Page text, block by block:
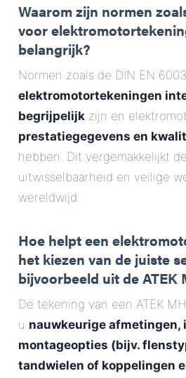
Waarom zijn normen
voor
belangrijk?
Normen zoals de DIN EN
elektromotortekeningen
begrijpelijk zijn en
prestatiegegevens en
hebben. Dit vergemakkelijkt
uitwisselbaarheid en veilige
wereldwijd.
Hoe helpt een
het kiezen van de juiste
bijvoorbeeld uit de ATEK
De tekening van een ATEK
u nauwkeurige afmetingen,
montageopties (bijv.
tandwielen of koppelingen